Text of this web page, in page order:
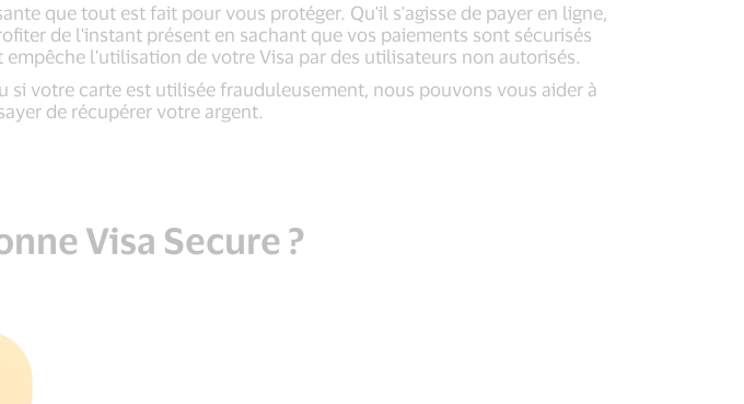
que tout est fait pour vous protéger. Qu'il s'agisse de payer en ligne,
de l'instant présent en sachant que vos paiements sont sécurisés
l'utilisation de votre Visa par des utilisateurs non autorisés.
votre carte est utilisée frauduleusement, nous pouvons vous aider à
de récupérer votre argent.
Visa Secure ?